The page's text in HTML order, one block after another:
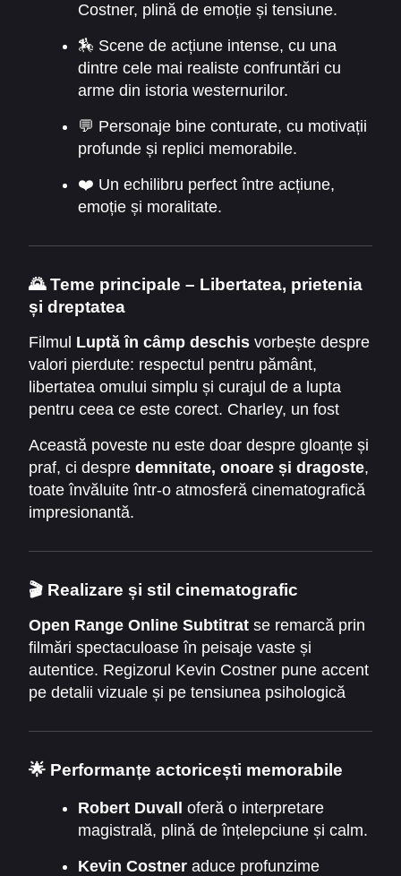
Costner, plină de emoție și tensiune.
🏇 Scene de acțiune intense, cu una
dintre cele mai realiste confruntări cu
arme din istoria westernurilor.
💬 Personaje bine conturate, cu motivații
profunde și replici memorabile.
❤️ Un echilibru perfect între acțiune,
emoție și moralitate.
🌄Teme principale – Libertatea, prietenia
și dreptatea
Filmul Luptă în câmp deschis vorbește despre
valori pierdute: respectul pentru pământ,
libertatea omului simplu și curajul de a lupta
pentru ceea ce este corect. Charley, un fost
umanitatea alături de Boss și de femeia care îi
oferă speranță, interpretată deAnnette
Bening.
Această poveste nu este doar despre gloanțe și
praf, ci despre demnitate, onoare și dragoste,
toate învăluite într-o atmosferă cinematografică
impresionantă.
🎬 Realizare și stil cinematografic
Open Range Online Subtitrat se remarcă prin
filmări spectaculoase în peisaje vaste și
autentice. Regizorul Kevin Costner pune accent
pe detalii vizuale și pe tensiunea psihologică
Cinematografia lui J. Michael Muro redă perfect
atmosfera Vechiului Vest, unde lumina soarelui
și liniștea câmpiei ascund mereu pericolul.
🌟 Performanțe actoricești memorabile
Robert Duvall oferă o interpretare
magistrală, plină de înțelepciune și calm.
Kevin Costneraduce profunzime